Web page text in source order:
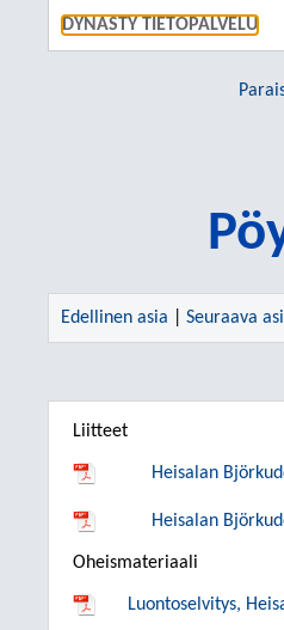
DYNASTY TIETOPALVELU
Edellinen asia Seuraava
Liitteet
Heisalan
Heisalan
Oheismateriaali
Luontoselvitys,